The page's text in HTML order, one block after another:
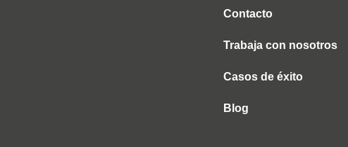
Contacto
Trabaja con nosotros
Casos de éxito
Blog